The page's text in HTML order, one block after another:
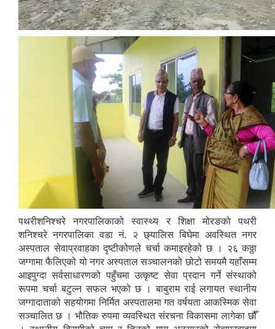
पथरीशनिश्चरे नगरपालिकाको स्वास्थ्य र शिक्षा मोरङको पथरी
शनिश्चरे नगरपालिका वडा नं. २ छ्यालिस बिघेमा अवस्थित नगर
अस्पताल सेवाप्रवाहका दृष्टीकोणले चर्चा कमाइरहेको छ । २६ कठ्ठा
जग्गामा फैलिएको यो नगर अस्पताल सञ्चालनको छोटो समयमै यहाँसम्म
आइपुग्दा सर्वसाधारणको पहुँचमा उत्कृष्ट सेवा प्रदान गर्ने संस्थाको
रूपमा चर्चा बटुल्न सफल भएको छ । बाबुराम राई लगायत स्थानीय
जग्गादाताको सहयोगमा निर्मित अस्पतालमा गत वर्षयता आकस्मिक सेवा
सञ्चालित छ । भौतिक रुपमा व्यवस्थित संरचना विकासमा लागेका छौँ